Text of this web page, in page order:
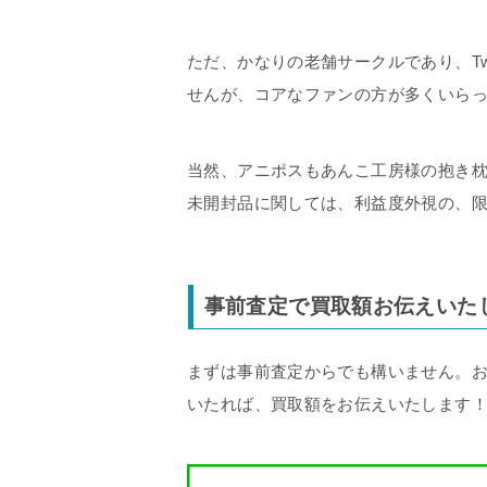
ただ、かなりの老舗サークルであり、
せんが、コアなファンの方が多くいら
当然、アニポスもあんこ工房様の抱き
未開封品に関しては、利益度外視の、
事前査定で買取額お伝えいた
まずは事前査定からでも構いません。
いたれば、買取額をお伝えいたします！